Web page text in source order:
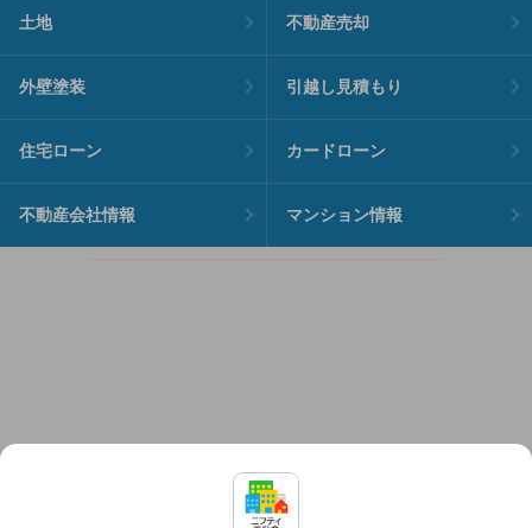
土地 不動産売却
外壁塗装 引越し見積もり
住宅ローン カードローン
不動産会社情報 マンション情報